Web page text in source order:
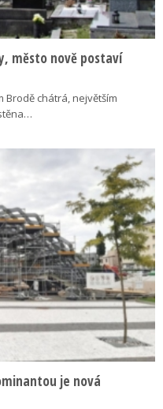
město nově postaví
chátrá, největším
je nová